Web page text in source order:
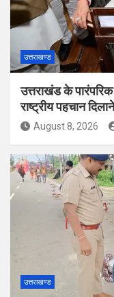
उत्तराखण्ड
उत्तराखंड के
राष्ट्रीय पहचान
August 8, 2026
उत्तराखण्ड